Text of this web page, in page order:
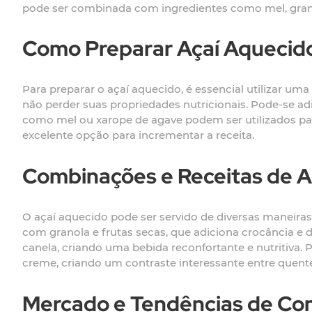
pode ser combinada com ingredientes como mel,
Como Preparar Açaí
Para preparar o açaí aquecido, é essencial utilizar
não perder suas propriedades nutricionais. Pode-se
como mel ou xarope de agave podem ser utilizados
excelente opção para incrementar a receita.
Combinações e Receitas de
O açaí aquecido pode ser servido de diversas
com granola e frutas secas, que adiciona crocância
canela, criando uma bebida reconfortante e nutritiva.
creme, criando um contraste interessante entre
Mercado e Tendências de